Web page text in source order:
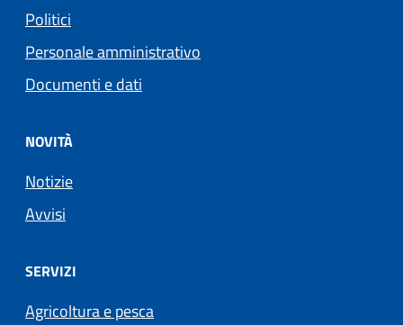
Politici
Personale amministrativo
Documenti e dati
NOVITÀ
Notizie
Avvisi
SERVIZI
Agricoltura e pesca